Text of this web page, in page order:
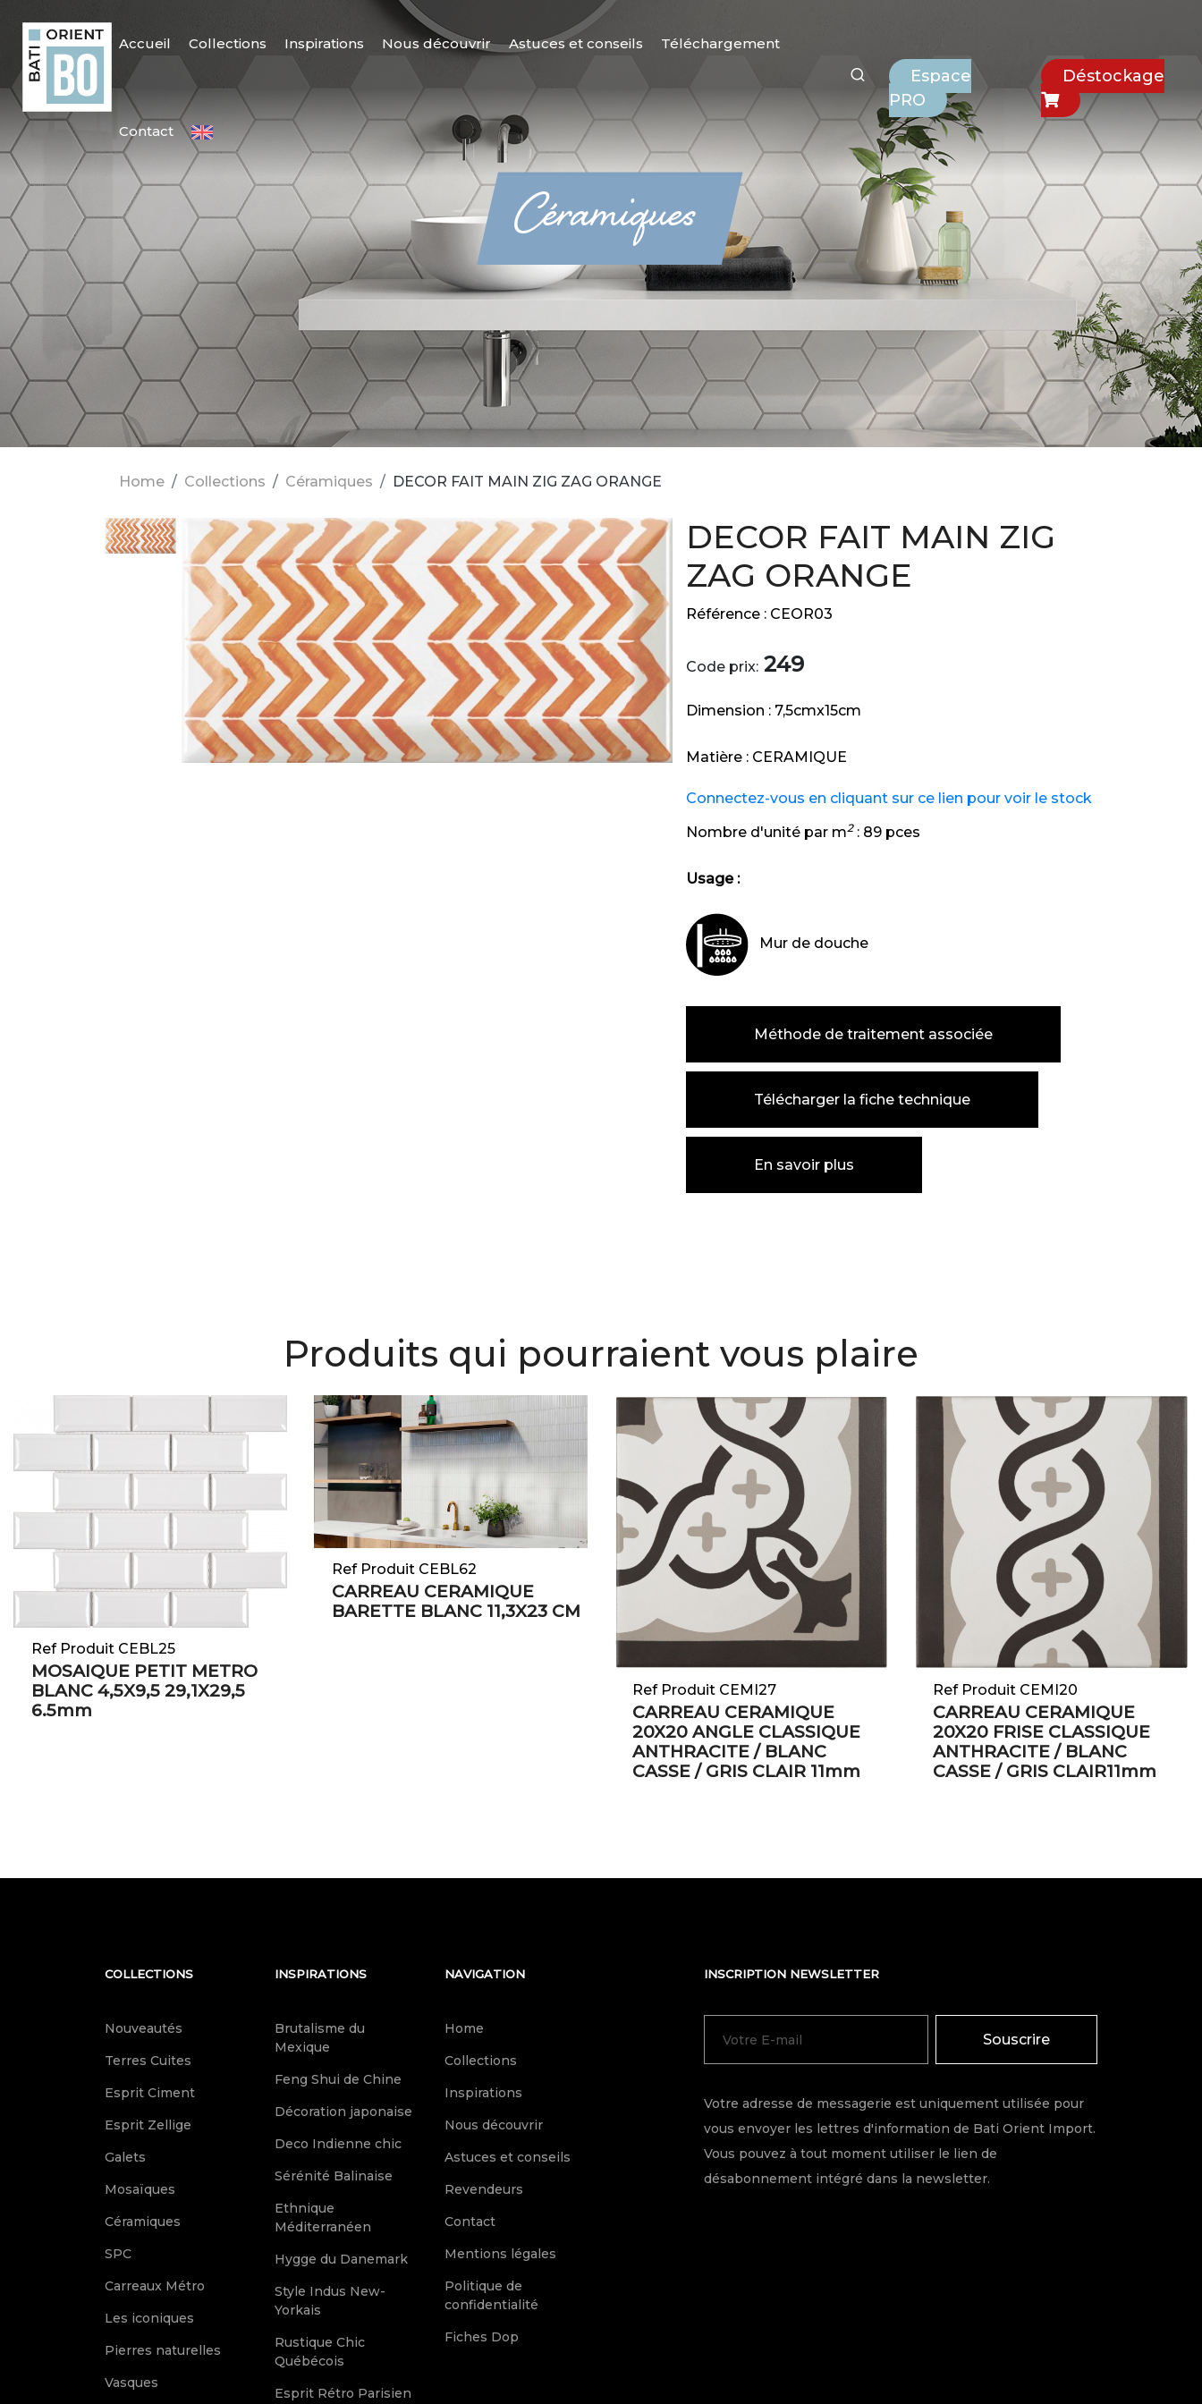
Accueil Collections Inspirations Nous découvrir Astuces et conseils Téléchargement
Contact
Espace
PRO
Déstockage
Céramiques
Home Collections Céramiques DECOR FAIT MAIN ZIG ZAG ORANGE
DECOR FAIT MAIN ZIG
ZAG ORANGE
Référence : CEOR03
Code prix: 249
Dimension : 7,5cmx15cm
Matière : CERAMIQUE
Connectez-vous en cliquant sur ce lien pour voir le stock
Nombre d'unité par m2: 89 pces
Usage :
Mur de douche
Méthode de traitement associée
Télécharger la fiche technique
En savoir plus
Produits qui pourraient vous plaire
Ref Produit CEBL25
MOSAIQUE PETIT METRO
BLANC 4,5X9,5 29,1X29,5
6.5mm
Ref Produit CEBL62
CARREAU CERAMIQUE
BARETTE BLANC 11,3X23 CM
Ref Produit CEMI27
CARREAU CERAMIQUE
20X20 ANGLE CLASSIQUE
ANTHRACITE / BLANC
CASSE / GRIS CLAIR 11mm
Ref Produit CEMI20
CARREAU CERAMIQUE
20X20 FRISE CLASSIQUE
ANTHRACITE / BLANC
CASSE / GRIS CLAIR11mm
COLLECTIONS
Nouveautés
Terres Cuites
Esprit Ciment
Esprit Zellige
Galets
Mosaïques
Céramiques
SPC
Carreaux Métro
Les iconiques
Pierres naturelles
Vasques
INSPIRATIONS
Brutalisme du
Mexique
Feng Shui de Chine
Décoration japonaise
Deco Indienne chic
Sérénité Balinaise
Ethnique
Méditerranéen
Hygge du Danemark
Style Indus New-
Yorkais
Rustique Chic
Québécois
Esprit Rétro Parisien
NAVIGATION
Home
Collections
Inspirations
Nous découvrir
Astuces et conseils
Revendeurs
Contact
Mentions légales
Politique de
confidentialité
Fiches Dop
INSCRIPTION NEWSLETTER
Souscrire
Votre adresse de messagerie est uniquement utilisée pour
vous envoyer les lettres d'information de Bati Orient Import.
Vous pouvez à tout moment utiliser le lien de
désabonnement intégré dans la newsletter.